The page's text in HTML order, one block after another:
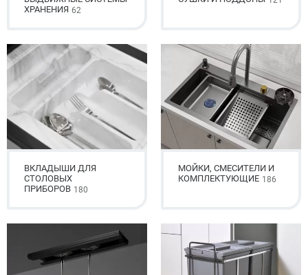
ХРАНЕНИЯ 62
ВКЛАДЫШИ ДЛЯ
СТОЛОВЫХ
ПРИБОРОВ 180
МОЙКИ, СМЕСИТЕЛИ И
КОМПЛЕКТУЮЩИЕ 186